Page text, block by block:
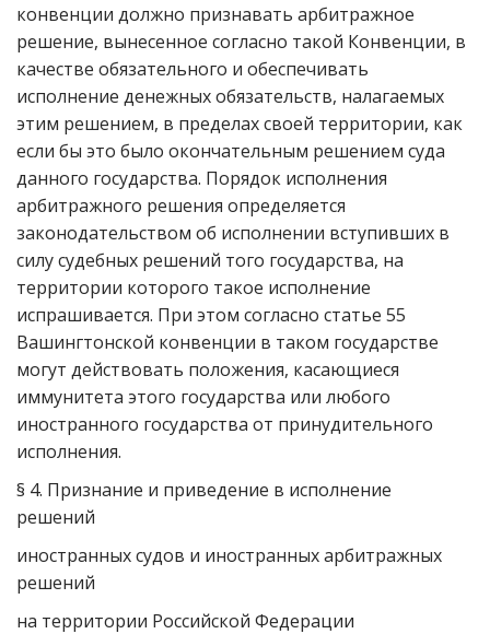
конвенции должно признавать арбитражное
решение, вынесенное согласно такой Конвенции, в
качестве обязательного и обеспечивать
исполнение денежных обязательств, налагаемых
этим решением, в пределах своей территории, как
если бы это было окончательным решением суда
данного государства. Порядок исполнения
арбитражного решения определяется
законодательством об исполнении вступивших в
силу судебных решений того государства, на
территории которого такое исполнение
испрашивается. При этом согласно статье 55
Вашингтонской конвенции в таком государстве
могут действовать положения, касающиеся
иммунитета этого государства или любого
иностранного государства от принудительного
исполнения.
§ 4. Признание и приведение в исполнение
решений
иностранных судов и иностранных арбитражных
решений
на территории Российской Федерации